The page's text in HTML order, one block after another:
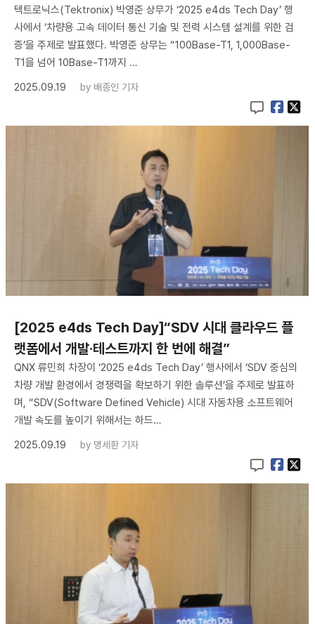
텍트로닉스(Tektronix) 박영준 상무가 ‘2025 e4ds Tech Day’ 행
사에서 ‘차량용 고속 데이터 통신 기술 및 전력 시스템 설계를 위한 검
증’을 주제로 발표했다. 박영준 상무는 “100Base-T1, 1,000Base-
T1을 넘어 10Base-T1까지 …
2025.09.19
by 배종인 기자
[2025 e4ds Tech Day]“SDV 시대 클라우드 플
랫폼에서 개발·테스트까지 한 번에 해결”
QNX 류민희 차장이 ‘2025 e4ds Tech Day’ 행사에서 ‘SDV 중심의
차량 개발 환경에서 경쟁력을 확보하기 위한 솔루션’을 주제로 발표하
며, “SDV(Software Defined Vehicle) 시대 자동차용 소프트웨어
개발 속도를 높이기 위해서는 하드…
2025.09.19
by 명세환 기자